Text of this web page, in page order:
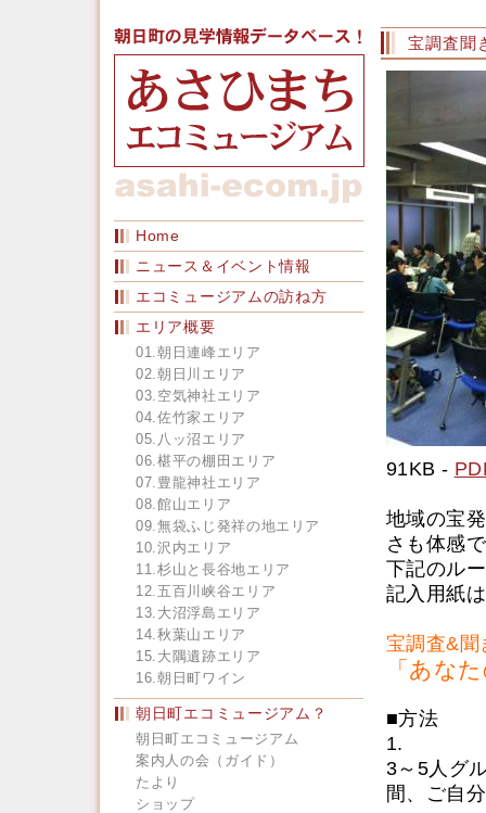
Home
ニュース＆イベント情報
エコミュージアムの訪ね方
エリア概要
01.朝日連峰エリア
02.朝日川エリア
03.空気神社エリア
04.佐竹家エリア
05.八ッ沼エリア
06.椹平の棚田エリア
07.豊龍神社エリア
08.館山エリア
09.無袋ふじ発祥の地エリア
10.沢内エリア
11.杉山と長谷地エリア
12.五百川峡谷エリア
13.大沼浮島エリア
14.秋葉山エリア
15.大隅遺跡エリア
16.朝日町ワイン
朝日町エコミュージアム？
朝日町エコミュージアム
案内人の会（ガイド）
たより
ショップ
宝調査聞
91KB -
地域の宝
さも体感
下記のル
記入用紙
宝調査&聞
「あな
■方法
1.
3～5人グ
間、ご自